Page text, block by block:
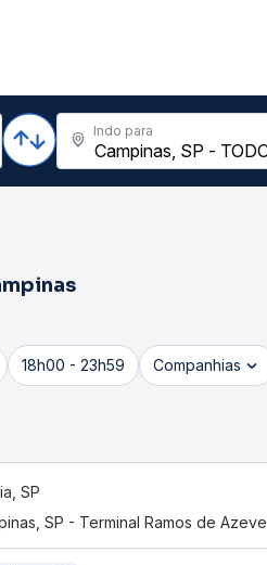
Indo para
18h00 - 23h59 Companhias
SP
SP - Terminal Ramos de